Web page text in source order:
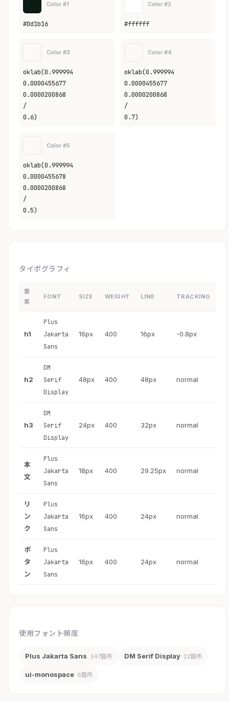
Color #1
#0d1b16
Color #2
#ffffff
Color #3
oklab(0.999994
0.0000455677
0.0000200868
/
0.6)
Color #4
oklab(0.999994
0.0000455677
0.0000200868
/
0.7)
Color #5
oklab(0.999994
0.0000455678
0.0000200868
/
0.5)
タイポグラフィ
要
素
FONT SIZE WEIGHT LINE TRACKING
h1
Plus
Jakarta
Sans
16px 400 16px -0.8px
h2
DM
Serif
Display
48px 400 48px normal
h3
DM
Serif
Display
24px 400 32px normal
本
文
Plus
Jakarta
Sans
18px 400 29.25px normal
リ
ン
ク
Plus
Jakarta
Sans
16px 400 24px normal
ボ
タ
ン
Plus
Jakarta
Sans
16px 400 24px normal
使用フォント頻度
Plus Jakarta Sans 347箇所 DM Serif Display 22箇所
ui-monospace 6箇所